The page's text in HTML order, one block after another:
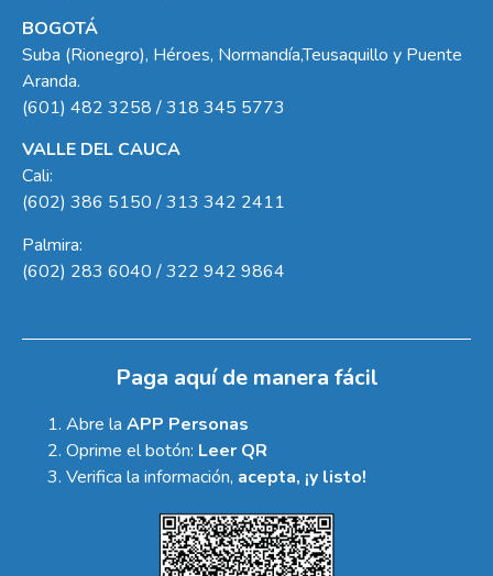
BOGOTÁ
Suba (Rionegro), Héroes, Normandía,Teusaquillo y Puente
Aranda.
(601) 482 3258 / 318 345 5773
VALLE DEL CAUCA
Cali:
(602) 386 5150 / 313 342 2411
Palmira:
(602) 283 6040 / 322 942 9864
Paga aquí de manera fácil
Abre la APP Personas
Oprime el botón: Leer QR
Verifica la información, acepta, ¡y listo!